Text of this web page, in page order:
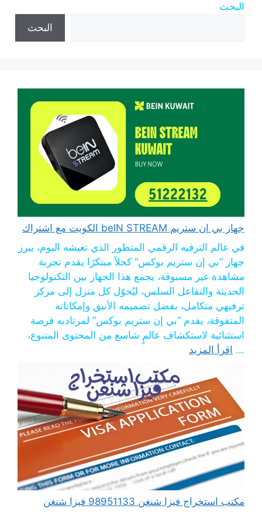
البحث
البحث
جهاز بي ان ستريم beIN STREAM الكويت مع اشتراك
في عالم الترفيه الرقمي المتطور الذي تعيشه اليوم، يبرز
جهاز “بي إن ستريم بوكس” كحلاً مبتكرًا يقدم تجربة
مشاهدة غير مسبوقة، يجمع هذا الجهاز بين التكنولوجيا
الحديثة والتفاعل السلس، ليُحوّل كل منزل إلى مركز
ترفيهي متكامل، بفضل تصميمه الأنيق وإمكاناته
المتفوقة، يقدم “بي إن ستريم بوكس” لمرتاديه فرصة
استثنائية لاستكشاف عالمٍ شاسع من المحتوى المتنوع،
... اقرأ المزيد
مكتب استخراج فيزا شنغن 98951133 فيزا شنغن